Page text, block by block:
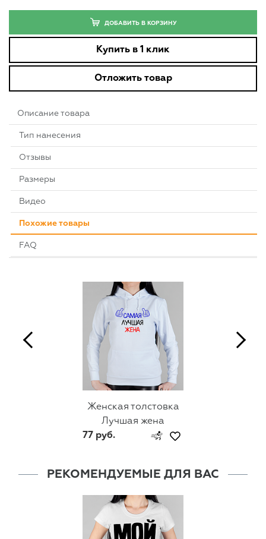
ДОБАВИТЬ В КОРЗИНУ
Купить в 1 клик
Отложить товар
Описание товара
Тип нанесения
Отзывы
Размеры
Видео
Похожие товары
FAQ
Женская толстовка
Лучшая жена
77 руб.
РЕКОМЕНДУЕМЫЕ ДЛЯ ВАС